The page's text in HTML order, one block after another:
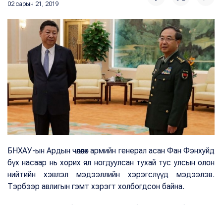
02 сарын 21, 2019
БНХАУ-ын Ардын чөлөөлөх армийн генерал асан Фан Фэнхуйд
бүх насаар нь хорих ял ногдуулсан тухай тус улсын олон
нийтийн хэвлэл мэдээллийн хэрэгслүүд мэдээлэв.
Тэрбээр авлигын гэмт хэрэгт холбогдсон байна.